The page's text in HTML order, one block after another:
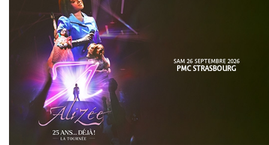
SAM 26 SEPTEMBRE 2026
PMC STRASBOURG